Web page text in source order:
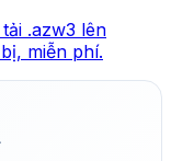
.azw3 lên
miễn phí.